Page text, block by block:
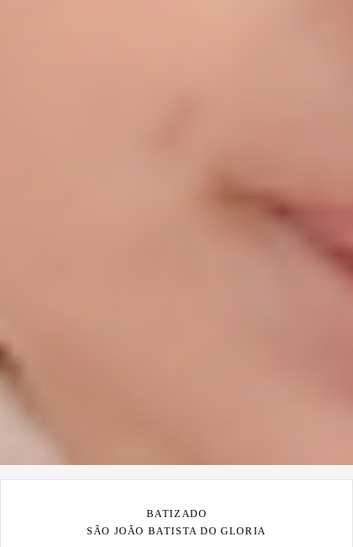
BATIZADO
SÃO JOÃO BATISTA DO GLORIA